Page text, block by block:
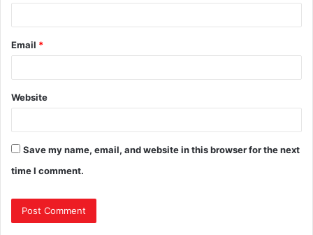
Email *
Website
Save my name, email, and website in this browser for the next
time I comment.